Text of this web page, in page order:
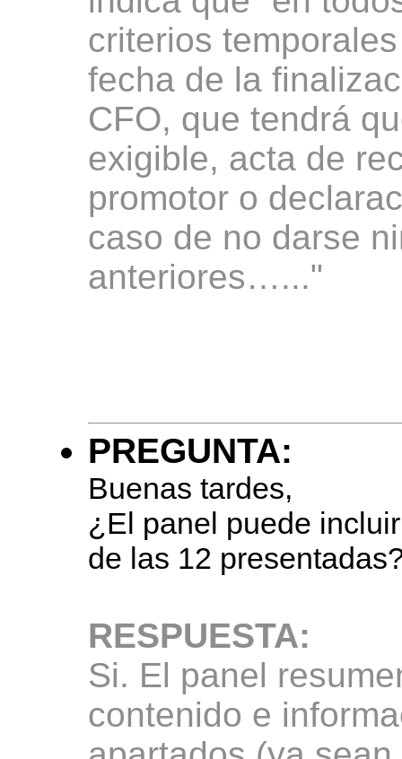
criterios
fecha de la
CFO, que tendrá
exigible, acta de
promotor o
caso de no darse
anteriores…..."
PREGUNTA:
Buenas tardes,
¿El panel puede
de las 12
RESPUESTA:
Si. El panel
contenido e